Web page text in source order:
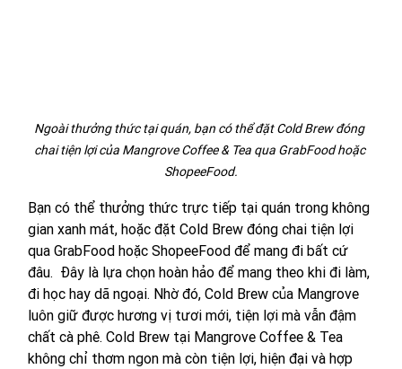
Ngoài thưởng thức tại quán, bạn có thể đặt Cold Brew đóng
chai tiện lợi của Mangrove Coffee & Tea qua GrabFood hoặc
ShopeeFood.
Bạn có thể thưởng thức trực tiếp tại quán trong không
gian xanh mát, hoặc đặt Cold Brew đóng chai tiện lợi
qua GrabFood hoặc ShopeeFood để mang đi bất cứ
đâu.  Đây là lựa chọn hoàn hảo để mang theo khi đi làm,
đi học hay dã ngoại. Nhờ đó, Cold Brew của Mangrove
luôn giữ được hương vị tươi mới, tiện lợi mà vẫn đậm
chất cà phê. Cold Brew tại Mangrove Coffee & Tea
không chỉ thơm ngon mà còn tiện lợi, hiện đại và hợp